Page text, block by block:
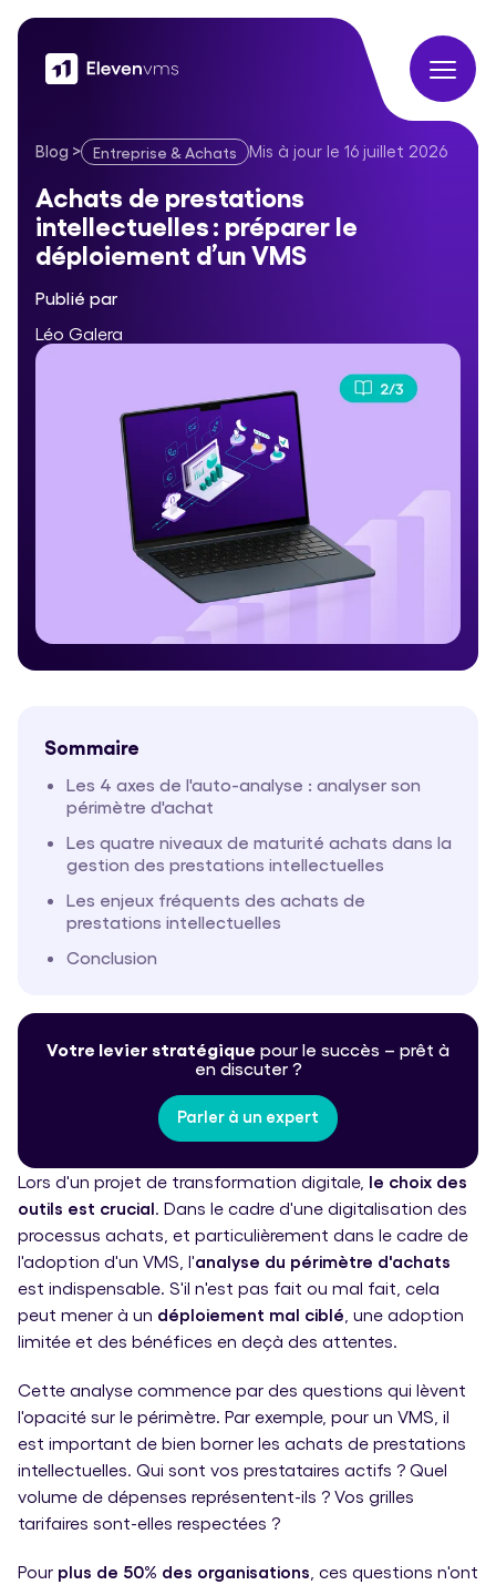
Blog > Entreprise & Achats
Achats de prestations intellectuelles : préparer le
Mis à jour le 16 juillet 2026
Achats de prestations
intellectuelles : préparer le
déploiement d’un VMS
Publié par
Léo Galera
Sommaire
Les 4 axes de l'auto-analyse : analyser son
périmètre d'achat
Les quatre niveaux de maturité achats dans la
gestion des prestations intellectuelles
Les enjeux fréquents des achats de
prestations intellectuelles
Conclusion
Votre levier stratégique pour le succès – prêt à
en discuter ?
Parler à un expert
Lors d'un projet de transformation digitale, le choix des
outils est crucial. Dans le cadre d'une digitalisation des
processus achats, et particulièrement dans le cadre de
l'adoption d'un VMS, l'analyse du périmètre d'achats
est indispensable. S'il n'est pas fait ou mal fait, cela
peut mener à un déploiement mal ciblé , une adoption
limitée et des bénéfices en deçà des attentes.
Cette analyse commence par des questions qui lèvent
l'opacité sur le périmètre. Par exemple, pour un VMS, il
est important de bien borner les achats de prestations
intellectuelles. Qui sont vos prestataires actifs ? Quel
volume de dépenses représentent-ils ? Vos grilles
tarifaires sont-elles respectées ?
Pour plus de 50% des organisations , ces questions n'ont